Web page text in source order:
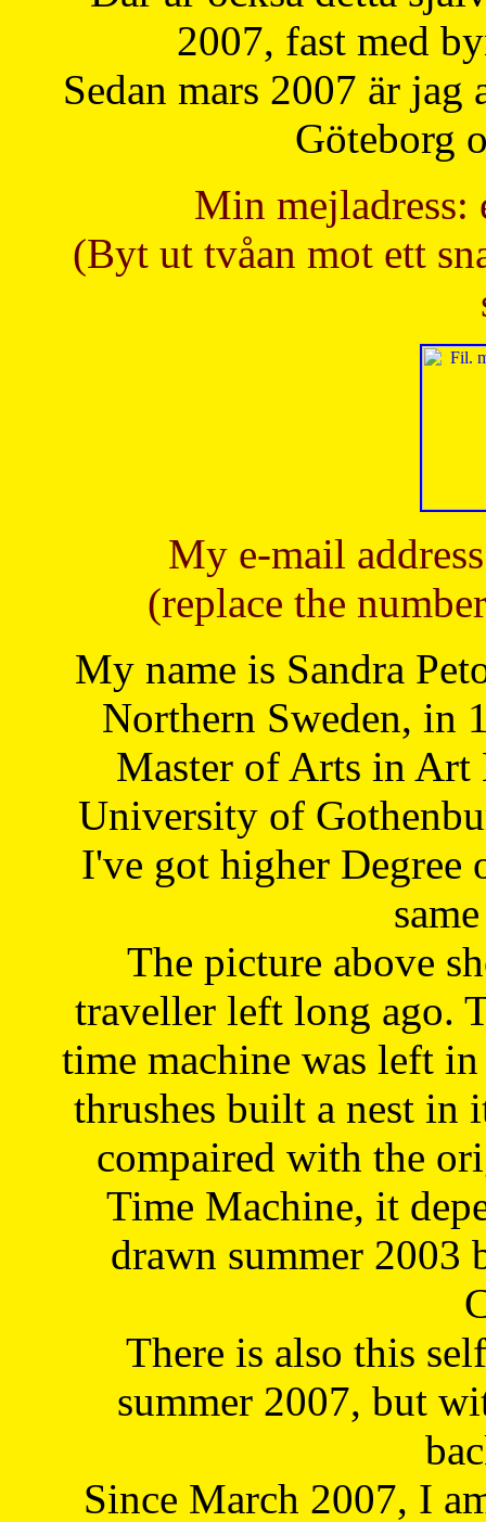
2007, fast med
Sedan mars 2007 är
Göteborg
Min mejladress:
(Byt ut tvåan mot ett
My e-mail
(replace the
My name is Sandra
Northern Sweden, in
Master of Arts in Art
University of
I've got higher Degree
The picture above
traveller left long ago.
time machine was left
thrushes built a nest in
compaired with the
Time Machine, it
drawn summer 2003
There is also this
summer 2007, but
Since March 2007, I